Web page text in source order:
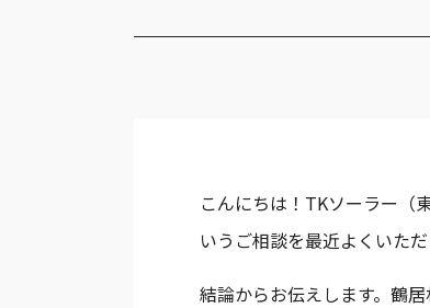
SHARP EV用コンバータ JH-WE2301
TK PORT
こんにちは！TKソーラー（
いうご相談を最近よくいただ
結論からお伝えします。鶴居